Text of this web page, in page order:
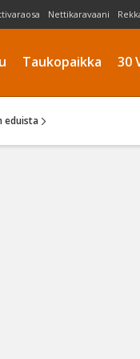
Nettikaravaani
Taukopaikka 30
eduista